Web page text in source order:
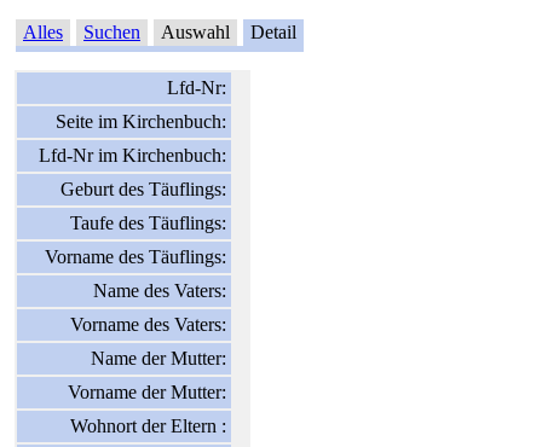
Alles Suchen Auswahl Detail
Lfd-Nr:
Seite im Kirchenbuch:
Lfd-Nr im Kirchenbuch:
Geburt des Täuflings:
Taufe des Täuflings:
Vorname des Täuflings:
Name des Vaters:
Vorname des Vaters:
Name der Mutter:
Vorname der Mutter:
Wohnort der Eltern :